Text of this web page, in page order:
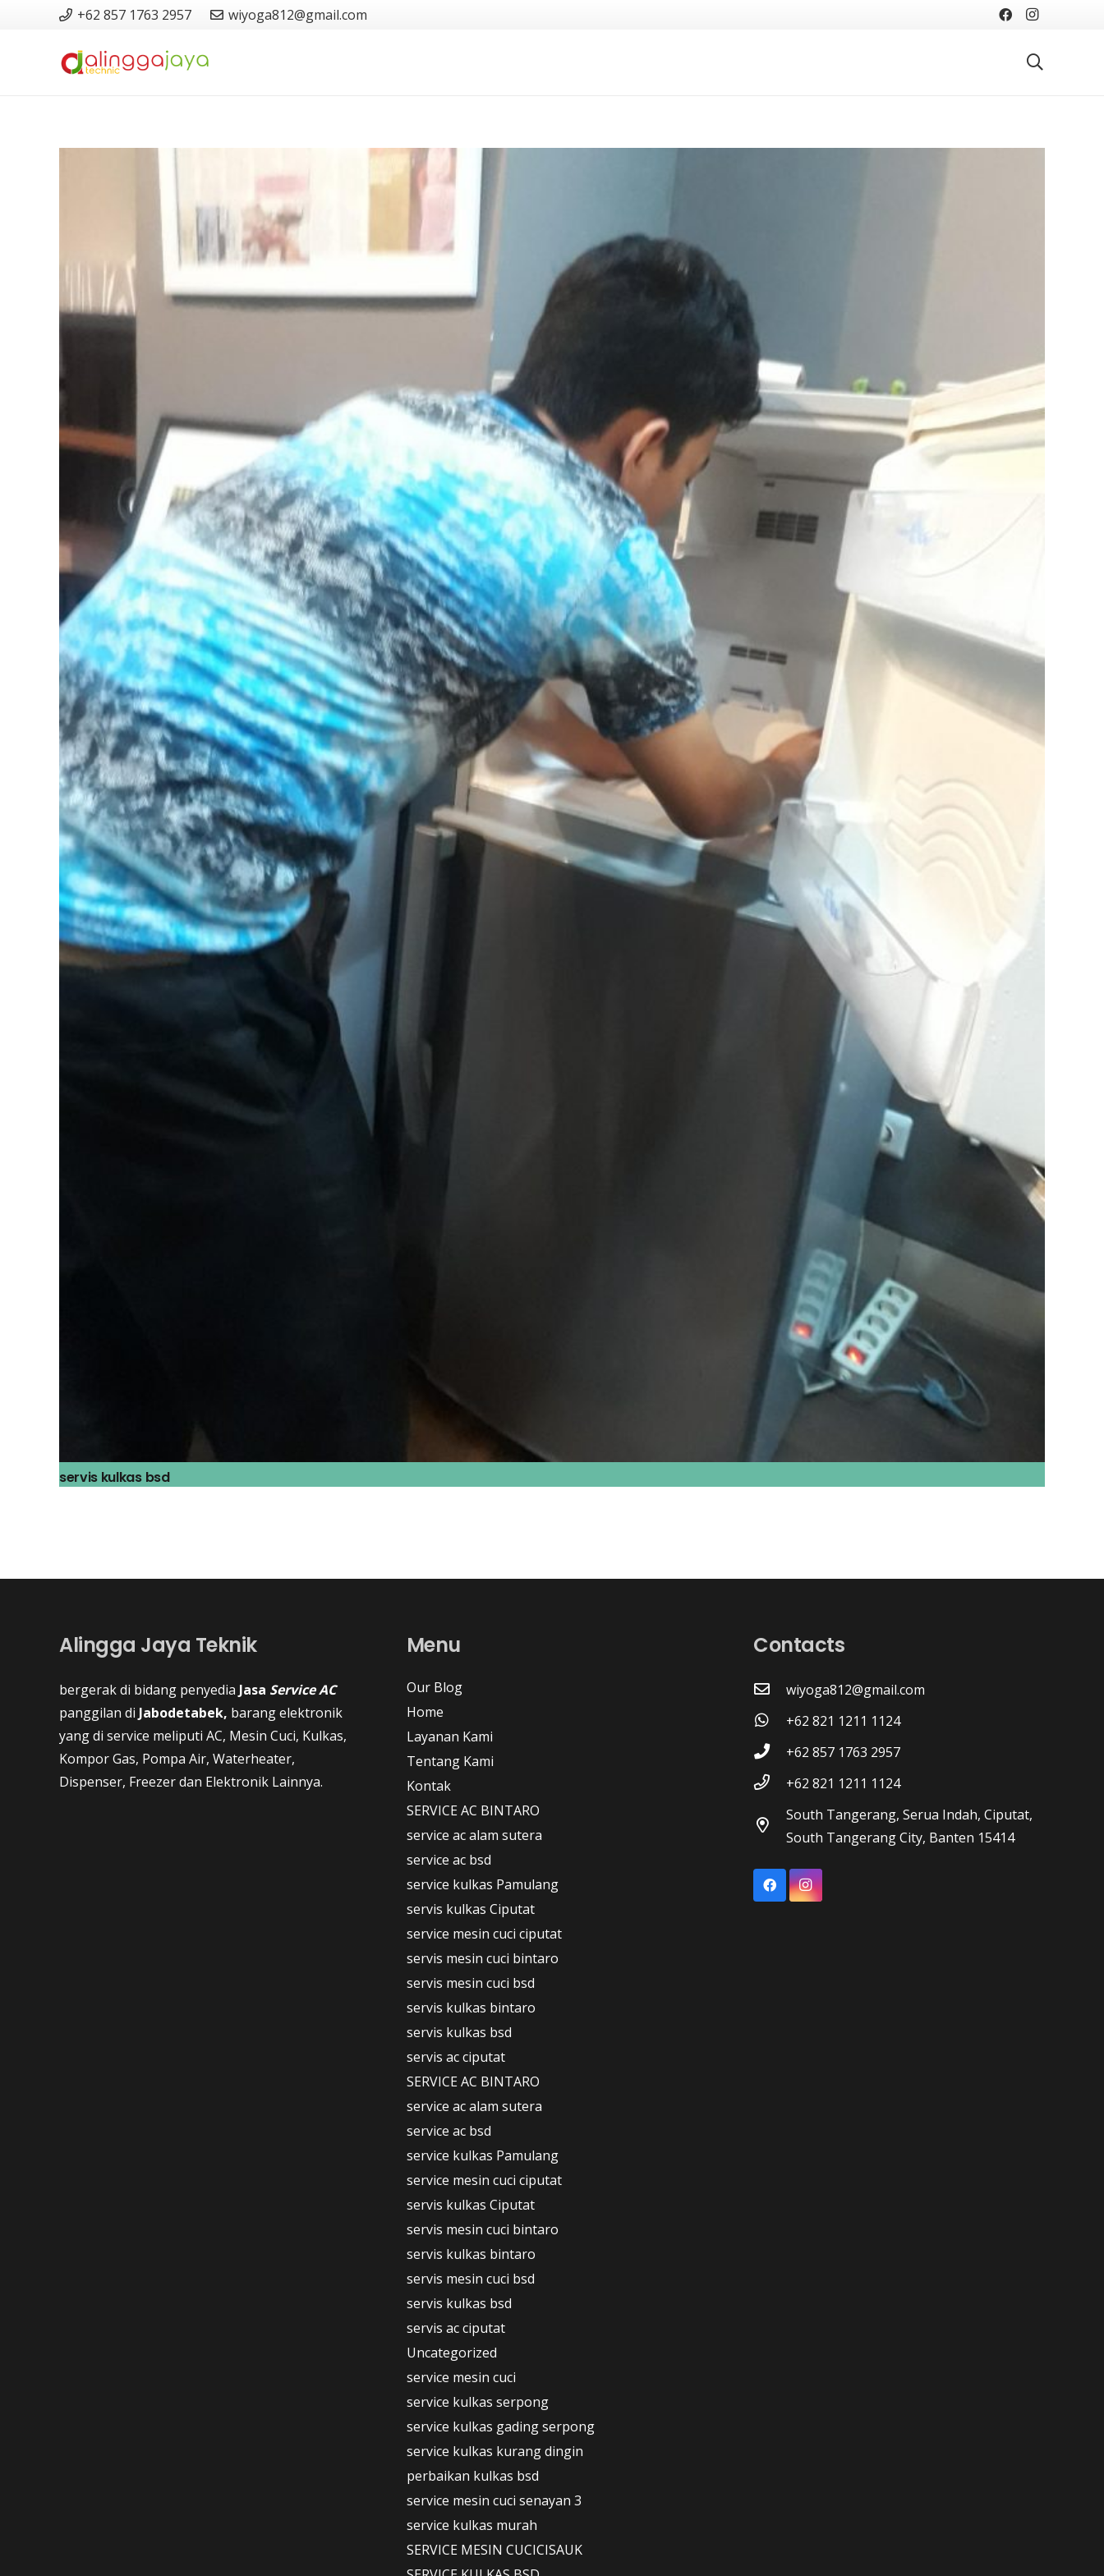
+62 857 1763 2957 wiyoga812@gmail.com
servis kulkas bsd
Alingga Jaya Teknik
bergerak di bidang penyedia Jasa Service AC
panggilan di Jabodetabek, barang elektronik
yang di service meliputi AC, Mesin Cuci, Kulkas,
Kompor Gas, Pompa Air, Waterheater,
Dispenser, Freezer dan Elektronik Lainnya.
Menu
Our Blog
Home
Layanan Kami
Tentang Kami
Kontak
SERVICE AC BINTARO
service ac alam sutera
service ac bsd
service kulkas Pamulang
servis kulkas Ciputat
service mesin cuci ciputat
servis mesin cuci bintaro
servis mesin cuci bsd
servis kulkas bintaro
servis kulkas bsd
servis ac ciputat
SERVICE AC BINTARO
service ac alam sutera
service ac bsd
service kulkas Pamulang
service mesin cuci ciputat
servis kulkas Ciputat
servis mesin cuci bintaro
servis kulkas bintaro
servis mesin cuci bsd
servis kulkas bsd
servis ac ciputat
Uncategorized
service mesin cuci
service kulkas serpong
service kulkas gading serpong
service kulkas kurang dingin
perbaikan kulkas bsd
service mesin cuci senayan 3
service kulkas murah
SERVICE MESIN CUCICISAUK
Contacts
wiyoga812@gmail.com
+62 821 1211 1124
+62 857 1763 2957
+62 821 1211 1124
South Tangerang, Serua Indah, Ciputat,
South Tangerang City, Banten 15414